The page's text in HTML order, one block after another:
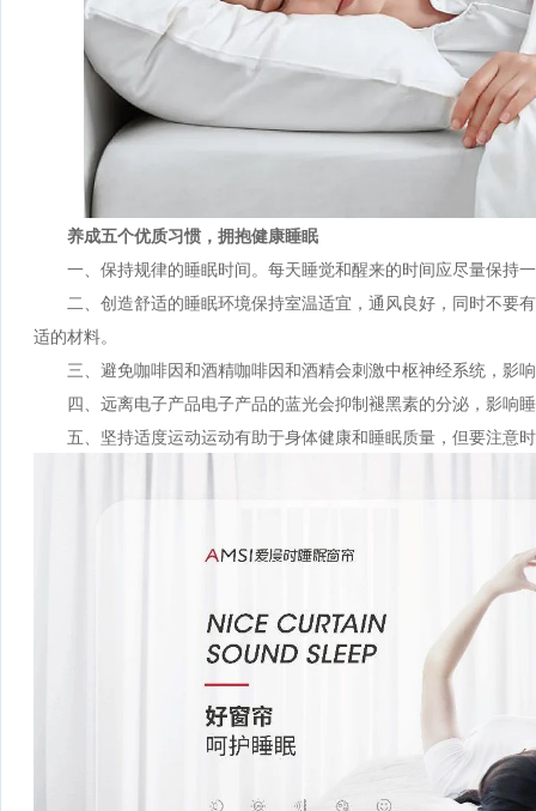
养成五个优质习惯，拥抱健康睡眠
一、保持规律的睡眠时间。每天睡觉和醒来的时间应尽量保持
二、创造舒适的睡眠环境保持室温适宜，通风良好，同时不要
适的材料。
三、避免咖啡因和酒精咖啡因和酒精会刺激中枢神经系统，影
四、远离电子产品电子产品的蓝光会抑制褪黑素的分泌，影响
五、坚持适度运动运动有助于身体健康和睡眠质量，但要注意